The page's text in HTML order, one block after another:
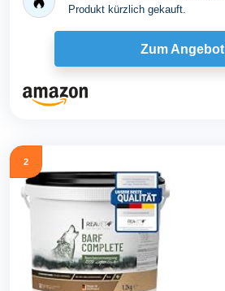
Produkt kürzlich gekauft.
Zum Angebot
2